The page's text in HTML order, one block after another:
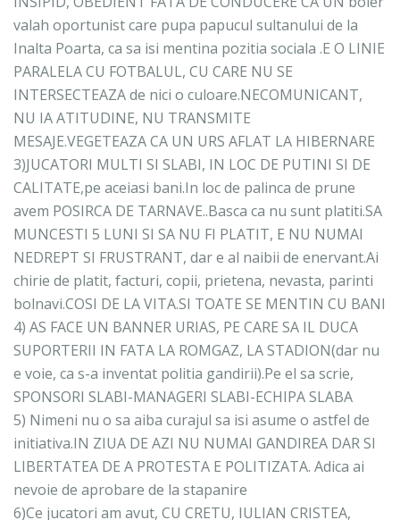
valah oportunist care pupa papucul sultanului de la
Inalta Poarta, ca sa isi mentina pozitia sociala .E O LINIE
PARALELA CU FOTBALUL, CU CARE NU SE
INTERSECTEAZA de nici o culoare.NECOMUNICANT,
NU IA ATITUDINE, NU TRANSMITE
MESAJE.VEGETEAZA CA UN URS AFLAT LA HIBERNARE
3)JUCATORI MULTI SI SLABI, IN LOC DE PUTINI SI DE
CALITATE,pe aceiasi bani.In loc de palinca de prune
avem POSIRCA DE TARNAVE..Basca ca nu sunt platiti.SA
MUNCESTI 5 LUNI SI SA NU FI PLATIT, E NU NUMAI
NEDREPT SI FRUSTRANT, dar e al naibii de enervant.Ai
chirie de platit, facturi, copii, prietena, nevasta, parinti
bolnavi.COSI DE LA VITA.SI TOATE SE MENTIN CU BANI
4) AS FACE UN BANNER URIAS, PE CARE SA IL DUCA
SUPORTERII IN FATA LA ROMGAZ, LA STADION(dar nu
e voie, ca s-a inventat politia gandirii).Pe el sa scrie,
SPONSORI SLABI-MANAGERI SLABI-ECHIPA SLABA
5) Nimeni nu o sa aiba curajul sa isi asume o astfel de
initiativa.IN ZIUA DE AZI NU NUMAI GANDIREA DAR SI
LIBERTATEA DE A PROTESTA E POLITIZATA. Adica ai
nevoie de aprobare de la stapanire
6)Ce jucatori am avut, CU CRETU, IULIAN CRISTEA,